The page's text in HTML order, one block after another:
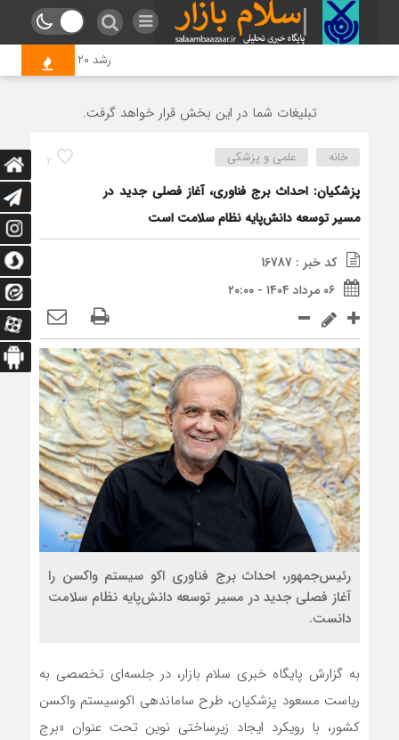
رشد ۲۰ درصدی بازرسی‌های اتاق اصناف قم در سال جاری
تبلیغات شما در این بخش قرار خواهد گرفت.
2 خانه علمی و پزشکی
پزشکیان: احداث برج فناوری، آغاز فصلی جدید در
مسیر توسعه دانش‌پایه نظام سلامت است
کد خبر : 16787
۰۶ مرداد ۱۴۰۴ - ۲۰:۰۰
رئیس‌جمهور، احداث برج فناوری اکو سیستم واکسن را
آغاز فصلی جدید در مسیر توسعه دانش‌پایه نظام سلامت
دانست.
به گزارش پایگاه خبری سلام بازار، در جلسه‌ای تخصصی به
ریاست مسعود پزشکیان، طرح ساماندهی اکوسیستم واکسن
کشور، با رویکرد ایجاد زیرساختی نوین تحت عنوان «برج